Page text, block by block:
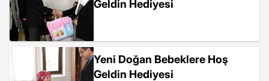
Geldin Hediyesi
Yeni Doğan Bebeklere Hoş
Geldin Hediyesi